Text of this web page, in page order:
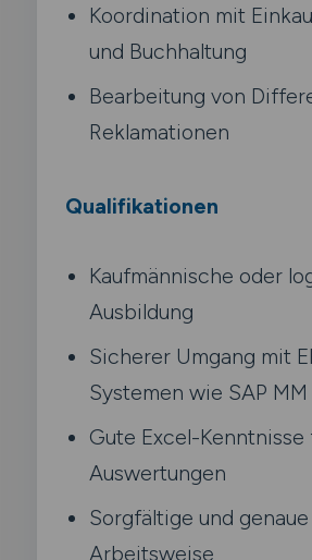
Koordination mit
und Buchhaltung
Bearbeitung von
Reklamationen
Qualifikationen
Kaufmännische oder
Ausbildung
Sicherer Umgang mit
Systemen wie SAP MM
Gute Excel-Kenntnisse
Auswertungen
Sorgfältige und genaue
Arbeitsweise